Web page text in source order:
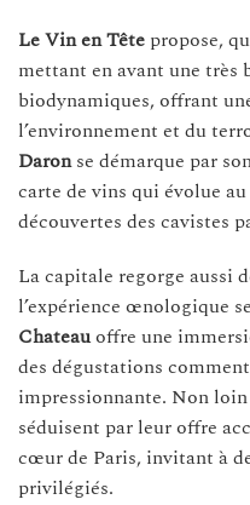
Le Vin en Tête propose,
mettant en avant une très
biodynamiques, offrant
l’environnement et du
Daronse démarque par
carte de vins qui évolue
découvertes des cavistes
La capitale regorge aussi
l’expérience œnologique
Chateauoffre une
des dégustations
impressionnante. Non
séduisent par leur offre
cœur de Paris, invitant à
privilégiés.